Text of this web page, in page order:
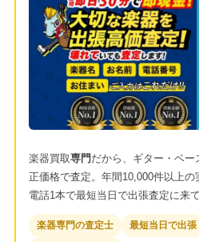
楽器買取専門 だから、ギター・ベ
正価格で査定。年間10,000件以上の
電話1本で最短当日で出張査定に来て
楽器専門の査定士 最短当日で出張